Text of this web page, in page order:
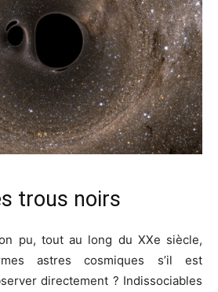
trous noirs
pu, tout au long du XXe siècle,
astres cosmiques s’il est
directement ? Indissociables